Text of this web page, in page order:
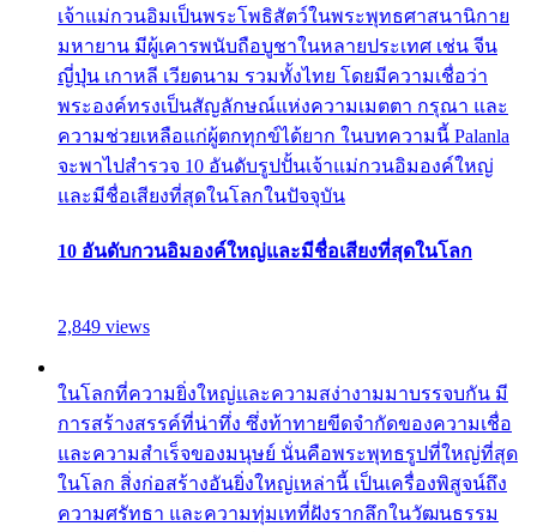
เจ้าแม่กวนอิมเป็นพระโพธิสัตว์ในพระพุทธศาสนานิกาย
มหายาน มีผู้เคารพนับถือบูชาในหลายประเทศ เช่น จีน
ญี่ปุ่น เกาหลี เวียดนาม รวมทั้งไทย โดยมีความเชื่อว่า
พระองค์ทรงเป็นสัญลักษณ์แห่งความเมตตา กรุณา และ
ความช่วยเหลือแก่ผู้ตกทุกข์ได้ยาก ในบทความนี้ Palanla
จะพาไปสำรวจ 10 อันดับรูปปั้นเจ้าแม่กวนอิมองค์ใหญ่
และมีชื่อเสียงที่สุดในโลกในปัจจุบัน
10 อันดับกวนอิมองค์ใหญ่และมีชื่อเสียงที่สุดในโลก
2,849 views
ในโลกที่ความยิ่งใหญ่และความสง่างามมาบรรจบกัน มี
การสร้างสรรค์ที่น่าทึ่ง ซึ่งท้าทายขีดจำกัดของความเชื่อ
และความสำเร็จของมนุษย์ นั่นคือพระพุทธรูปที่ใหญ่ที่สุด
ในโลก สิ่งก่อสร้างอันยิ่งใหญ่เหล่านี้ เป็นเครื่องพิสูจน์ถึง
ความศรัทธา และความทุ่มเทที่ฝังรากลึกในวัฒนธรรม